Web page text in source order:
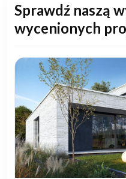
Sprawdź naszą
wycenionych